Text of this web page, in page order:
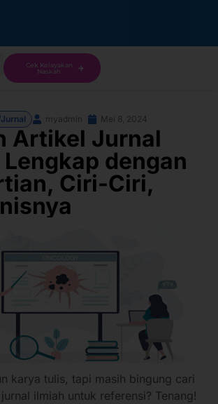
Cek Kelayakan
Naskah
myadmin Mei 8, 2024
Artikel Jurnal
dengan
Ciri-Ciri,
karya tulis, tapi masih bingung cari
ilmiah untuk referensi? Tenang!